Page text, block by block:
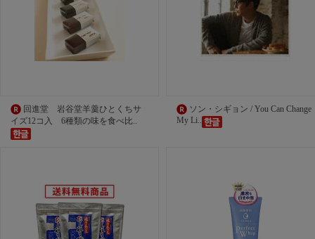
回進堂 岩谷堂羊羹ひとくちサ
イズ12コ入 6種類の味を食べ比..
ソン・シギョン / You Can Change
My Li..